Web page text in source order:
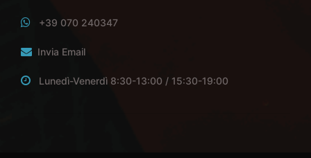
+39 070 240347
Invia Email
Lunedì-Venerdì 8:30-13:00 / 15:30-19:00